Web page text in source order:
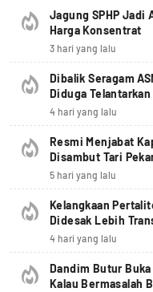
Jagung SPHP Jadi
Harga Konsentrat
3 hari yang lalu
Dibalik Seragam
Diduga Telantarkan
4 hari yang lalu
Resmi Menjabat
Disambut Tari
5 hari yang lalu
Kelangkaan
Didesak Lebih
4 hari yang lalu
Dandim Butur Buka
Kalau Bermasalah